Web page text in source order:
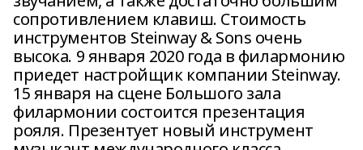
сопротивлением клавиш. Стоимость
инструментов Steinway & Sons очень
высока. 9 января 2020 года в филармонию
приедет настройщик компании Steinway.
15 января на сцене Большого зала
филармонии состоится презентация
рояля. Презентует новый инструмент